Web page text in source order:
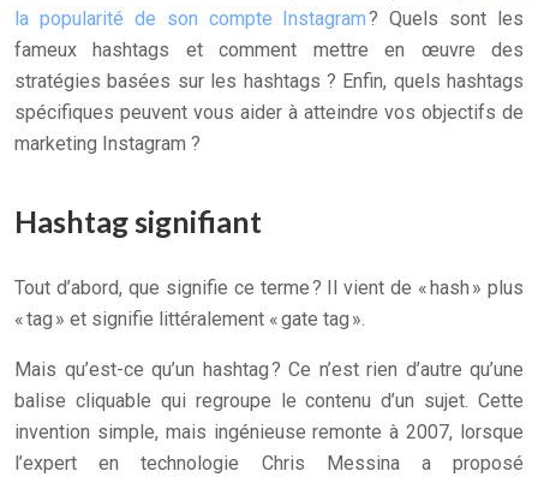
la popularité de son compte Instagram? Quels sont les
fameux hashtags et comment mettre en œuvre des
stratégies basées sur les hashtags ? Enfin, quels hashtags
spécifiques peuvent vous aider à atteindre vos objectifs de
marketing Instagram ?
Hashtag signifiant
Tout d’abord, que signifie ce terme ? Il vient de « hash » plus
« tag » et signifie littéralement « gate tag ».
Mais qu’est-ce qu’un hashtag ? Ce n’est rien d’autre qu’une
balise cliquable qui regroupe le contenu d’un sujet. Cette
invention simple, mais ingénieuse remonte à 2007, lorsque
l’expert en technologie Chris Messina a proposé